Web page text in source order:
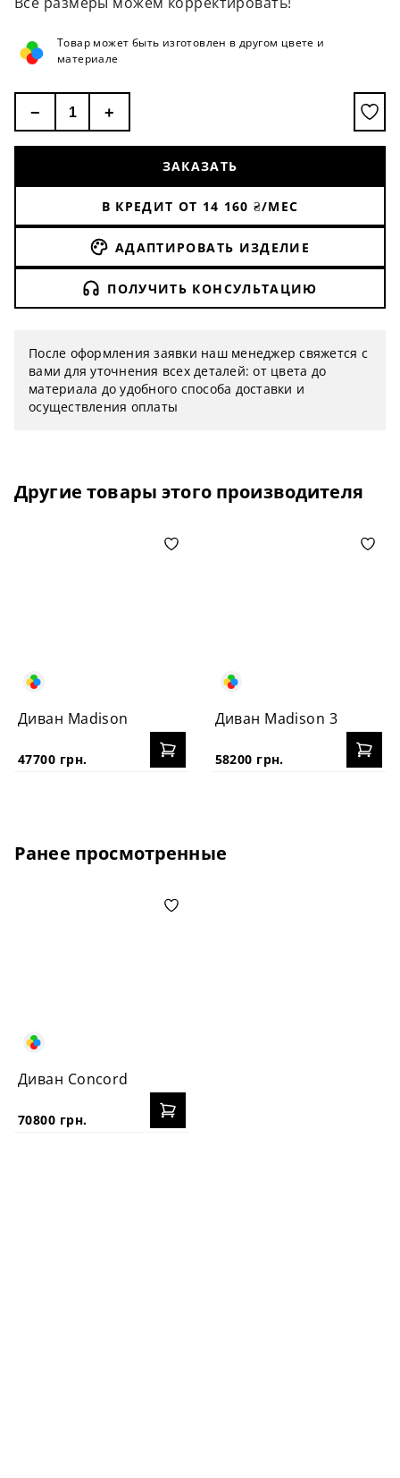
Товар может быть изготовлен в другом цвете и
материале
− +
ЗАКАЗАТЬ
В КРЕДИТ ОТ 14 160 ₴/МЕС
АДАПТИРОВАТЬ ИЗДЕЛИЕ
ПОЛУЧИТЬ КОНСУЛЬТАЦИЮ
После оформления заявки наш менеджер свяжется с
вами для уточнения всех деталей: от цвета до
материала до удобного способа доставки и
осуществления оплаты
Другие товары этого производителя
Диван Madison
47700 грн.
Диван Madison 3
58200 грн.
Ранее просмотренные
Диван Concord
70800 грн.